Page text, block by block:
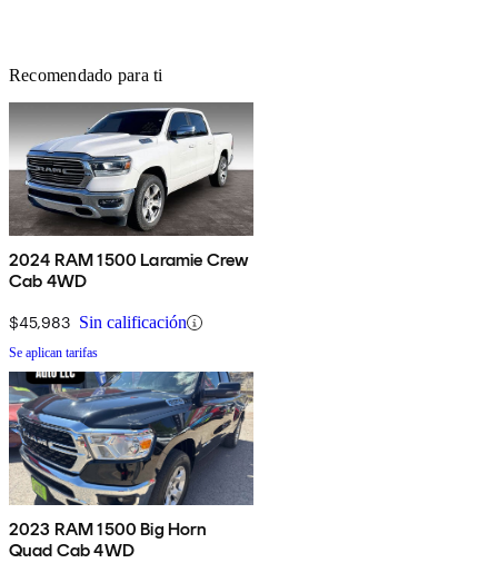
Recomendado para ti
2024 RAM 1500 Laramie Crew
Cab 4WD
$45,983 Sin calificación
Se aplican tarifas
2023 RAM 1500 Big Horn
Quad Cab 4WD